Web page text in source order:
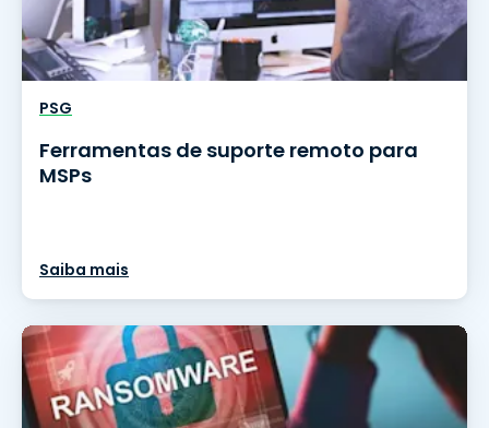
PSG
Ferramentas de suporte remoto para
MSPs
Saiba mais